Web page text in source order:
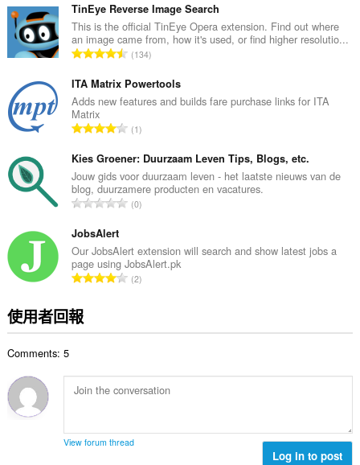
的
總
次
數
TinEye Reverse Image Search
This is the official TinEye Opera extension. Find out where
an image came from, how it's used, or find higher resolutio...
評
的
總
數
134
ITA Matrix Powertools
Adds new features and builds fare purchase links for ITA
Matrix
評
的
總
次
數
1
Kies Groener: Duurzaam Leven Tips, Blogs, etc.
Jouw gids voor duurzaam leven - het laatste nieuws van de
blog, duurzamere producten en vacatures.
評
總
次
數
0
JobsAlert
Our JobsAlert extension will search and show latest jobs a
page using JobsAlert.pk
評
:
2
使用者回報
Comments: 5
View forum thread
Log in to post